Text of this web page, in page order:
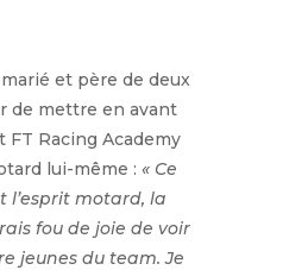
et père de deux
de mettre en avant
FT Racing Academy
lui-même : « Ce
l’esprit motard, la
fou de joie de voir
jeunes du team. Je